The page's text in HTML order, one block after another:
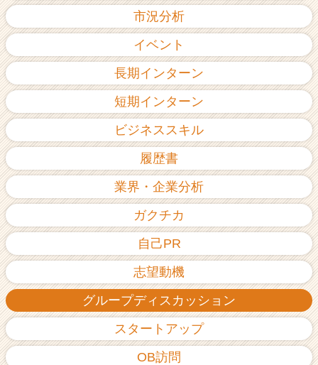
市況分析
イベント
長期インターン
短期インターン
ビジネススキル
履歴書
業界・企業分析
ガクチカ
自己PR
志望動機
グループディスカッション
スタートアップ
OB訪問